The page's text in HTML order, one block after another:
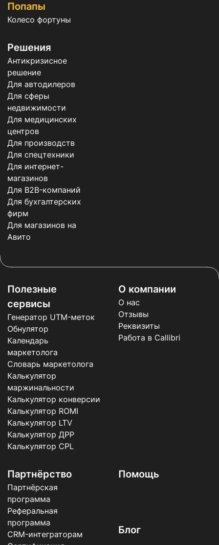
Попапы
Колесо фортуны
Решения
Антикризисное
решение
Для автодилеров
Для сферы
недвижимости
Для медицинских
центров
Для производств
Для спецтехники
Для интернет-
магазинов
Для B2B-компаний
Для бухгалтерских
фирм
Для магазинов на
Авито
Полезные
сервисы
Генератор UTM-меток
Обнулятор
Календарь
маркетолога
Словарь маркетолога
Калькулятор
маржинальности
Калькулятор конверсии
Калькулятор ROMI
Калькулятор LTV
Калькулятор ДРР
Калькулятор CPL
Блог
Помощь
О компании
О нас
Отзывы
Реквизиты
Работа в Callibri
Партнёрство
Партнёрская
программа
Реферальная
программа
CRM-интеграторам